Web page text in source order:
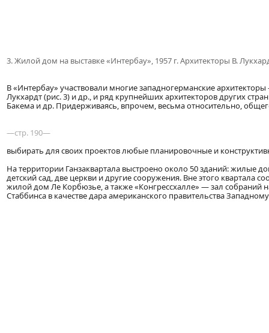
3. Жилой дом на выставке «Интербау», 1957 г. Архитекторы В.
В «Интербау» участвовали многие западногерманские
Лукхардт (рис. 3) и др., и ряд крупнейших архитекторов других
Бакема и др. Придерживаясь, впрочем, весьма относительно,
—стр. 190—
выбирать для своих проектов любые планировочные и
На территории Ганзаквартала выстроено около 50 зданий: жилые
детский сад, две церкви и другие сооружения. Вне этого
жилой дом Ле Корбюзье, а также «Конгрессхалле» — зал собраний
Стаббинса в качестве дара американского правительства